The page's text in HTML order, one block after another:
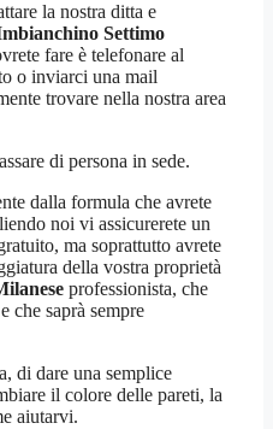
la nostra ditta e
Settimo
fare è telefonare al
o inviarci una mail
trovare nella nostra area
di persona in sede.
dalla formula che avrete
noi vi assicurerete un
ma soprattutto avrete
della vostra proprietà
professionista, che
che saprà sempre
di dare una semplice
il colore delle pareti, la
aiutarvi.